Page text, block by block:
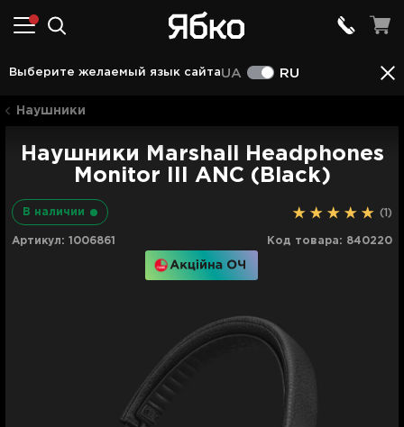
Выберите желаемый язык сайтаUA RU
Описание Характеристики Отзывы (1)
Наушники
Наушники Marshall Headphones
Monitor III ANC (Black)
В наличии
Код товара: 840220
Артикул: 1006861
(1)